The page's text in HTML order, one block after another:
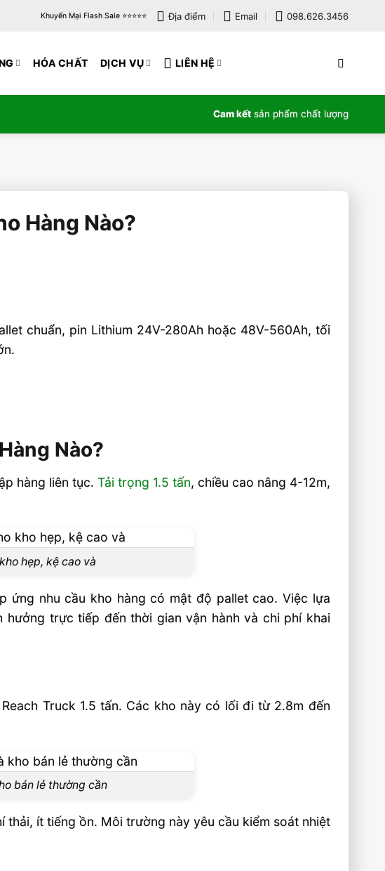
Khuyến Mại Flash Sale ⭐️⭐️⭐️⭐️⭐️ Địa điểm Email 098.626.3456
HÓA CHẤT DỊCH VỤ LIÊN HỆ
Cam kết sản phẩm chất lượng
Hàng Nào?
chuẩn, pin Lithium 24V-280Ah hoặc 48V-560Ah, tối
Nào?
hàng liên tục. Tải trọng 1.5 tấn, chiều cao nâng 4-12m,
hẹp, kệ cao và
ứng nhu cầu kho hàng có mật độ pallet cao. Việc lựa
trực tiếp đến thời gian vận hành và chi phí khai
Truck 1.5 tấn. Các kho này có lối đi từ 2.8m đến
bán lẻ thường cần
ít tiếng ồn. Môi trường này yêu cầu kiểm soát nhiệt